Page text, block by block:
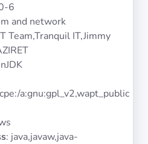
6
and network
Team,Tranquil IT,Jimmy
a:gnu:gpl_v2,wapt_public
: java,javaw,java-